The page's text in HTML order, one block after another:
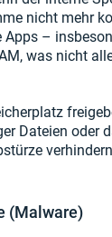
nicht mehr
Apps –
was nicht
Dateien oder
(Malware)